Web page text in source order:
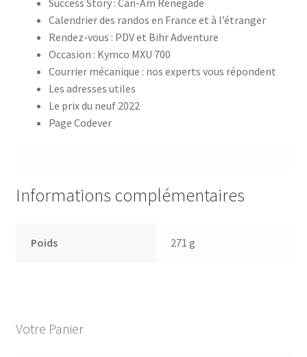
Success Story : Can-Am Renegade
Calendrier des randos en France et à l’étranger
Rendez-vous : PDV et Bihr Adventure
Occasion : Kymco MXU 700
Courrier mécanique : nos experts vous répondent
Les adresses utiles
Le prix du neuf 2022
Page Codever
Informations complémentaires
Poids 271 g
Votre Panier